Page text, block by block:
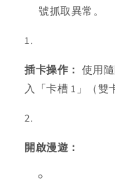
號抓取異常。
插卡操作： 使用
入「卡槽 1」（雙
開啟漫遊：